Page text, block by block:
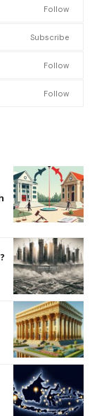
Follow
Subscribe
Follow
Follow